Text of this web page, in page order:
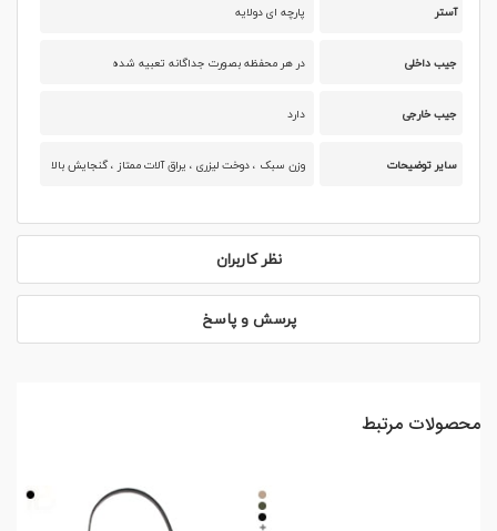
آستر پارچه ای دولایه
جیب داخلی در هر محفظه بصورت جداگانه تعبیه شده
جیب خارجی دارد
سایر توضیحات وزن سبک ، دوخت لیزری ، یراق آلات ممتاز ، گنجایش بالا
نظر کاربران
پرسش و پاسخ
محصولات مرتبط